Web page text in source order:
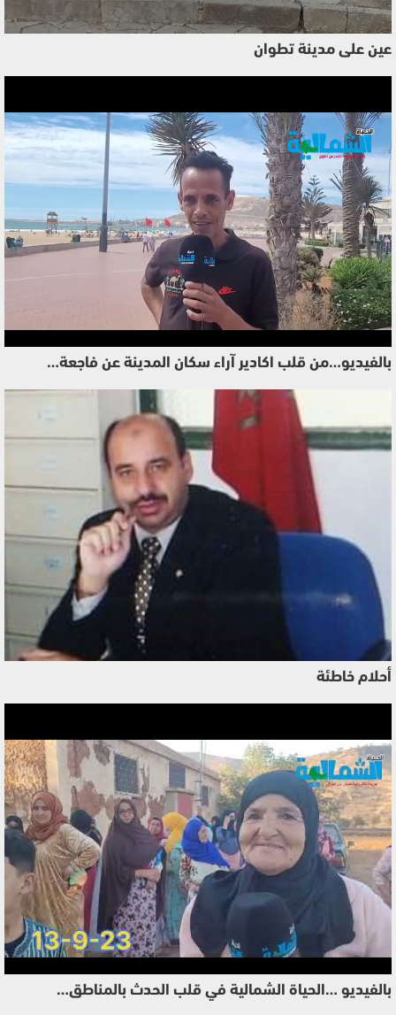
عين على مدينة تطوان
بالفيديو…من قلب اكادير آراء سكان المدينة عن فاجعة…
أحلام خاطئة
بالفيديو …الحياة الشمالية في قلب الحدث بالمناطق…